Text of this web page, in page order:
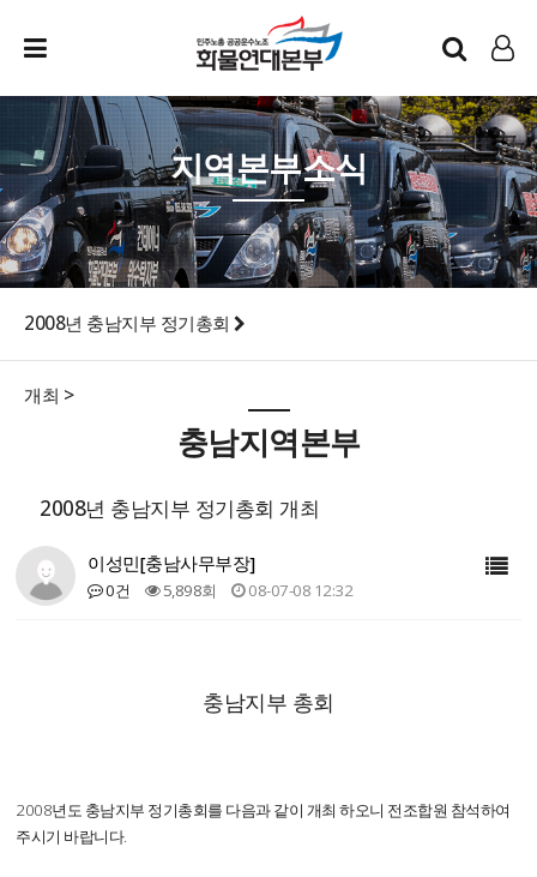
인트라넷
LOG IN
지역본부소식
2008년 충남지부 정기총회
개최 >
충남지역본부
2008년 충남지부 정기총회 개최
이성민[충남사무부장]
0건 5,898회 08-07-08 12:32
충남지부 총회
2008년도 충남지부 정기총회를 다음과 같이 개최 하오니 전조합원 참석하여
주시기 바랍니다.